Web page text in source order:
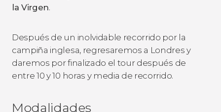
la Virgen.
Después de un inolvidable recorrido por la
campiña inglesa, regresaremos a Londres y
daremos por finalizado el tour después de
entre 10 y 10 horas y media de recorrido.
Modalidades